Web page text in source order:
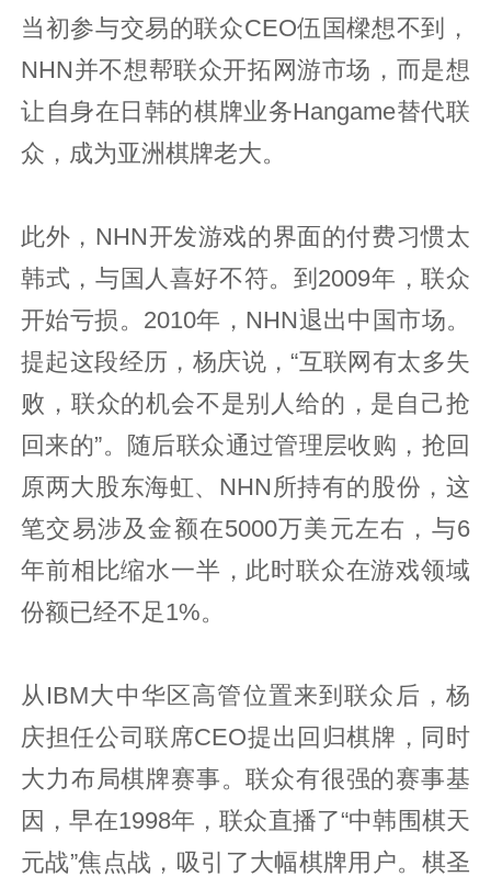
当初参与交易的联众CEO伍国樑想不到，
NHN并不想帮联众开拓网游市场，而是想
让自身在日韩的棋牌业务Hangame替代联
众，成为亚洲棋牌老大。
此外，NHN开发游戏的界面的付费习惯太
韩式，与国人喜好不符。到2009年，联众
开始亏损。2010年，NHN退出中国市场。
提起这段经历，杨庆说，“互联网有太多失
败，联众的机会不是别人给的，是自己抢
回来的”。随后联众通过管理层收购，抢回
原两大股东海虹、NHN所持有的股份，这
笔交易涉及金额在5000万美元左右，与6
年前相比缩水一半，此时联众在游戏领域
份额已经不足1%。
从IBM大中华区高管位置来到联众后，杨
庆担任公司联席CEO提出回归棋牌，同时
大力布局棋牌赛事。联众有很强的赛事基
因，早在1998年，联众直播了“中韩围棋天
元战”焦点战，吸引了大幅棋牌用户。棋圣